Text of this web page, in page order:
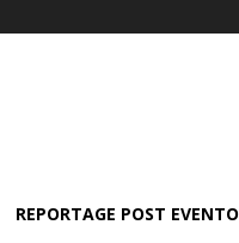
REPORTAGE POST EVENTO